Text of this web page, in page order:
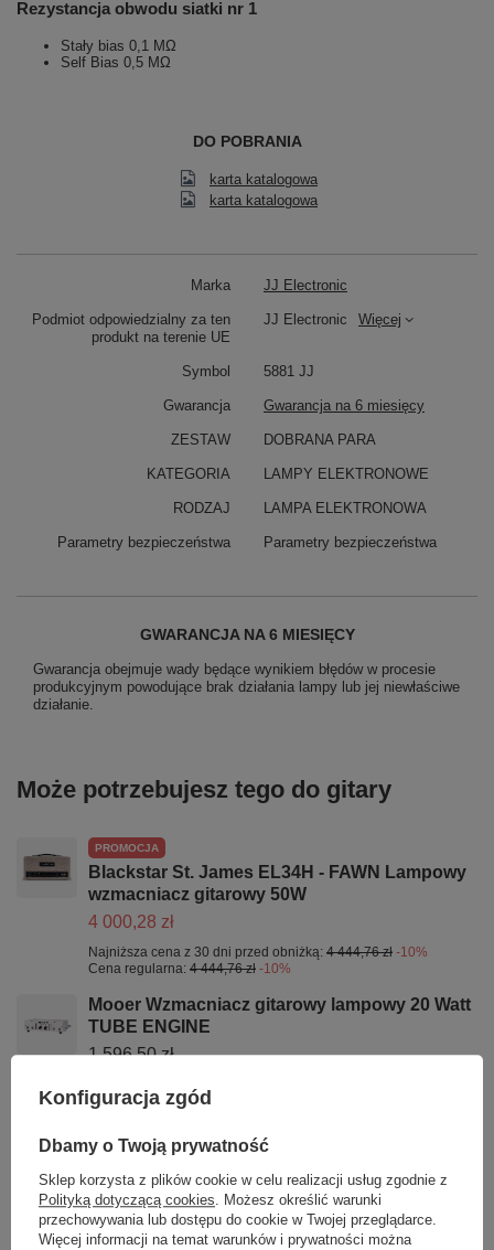
Rezystancja obwodu siatki nr 1
Stały bias 0,1 MΩ
Self Bias 0,5 MΩ
DO POBRANIA
karta katalogowa
karta katalogowa
Marka JJ Electronic
Podmiot odpowiedzialny za ten
produkt na terenie UE
JJ Electronic Więcej
Symbol 5881 JJ
Gwarancja Gwarancja na 6 miesięcy
ZESTAW DOBRANA PARA
KATEGORIA LAMPY ELEKTRONOWE
RODZAJ LAMPA ELEKTRONOWA
Parametry bezpieczeństwa Parametry bezpieczeństwa
GWARANCJA NA 6 MIESIĘCY
Gwarancja obejmuje wady będące wynikiem błędów w procesie
produkcyjnym powodujące brak działania lampy lub jej niewłaściwe
działanie.
Może potrzebujesz tego do gitary
PROMOCJA
Blackstar St. James EL34H - FAWN Lampowy
wzmacniacz gitarowy 50W
4 000,28 zł
Najniższa cena z 30 dni przed obniżką: 4 444,76 zł -10%
Cena regularna: 4 444,76 zł -10%
Mooer Wzmacniacz gitarowy lampowy 20 Watt
TUBE ENGINE
1 596,50 zł
Hughes & Kettner 50W Head gitarowy Spirit of
vintage wzmacniacz gitarowy
803,30 zł
Konfiguracja zgód
Dbamy o Twoją prywatność
Sklep korzysta z plików cookie w celu realizacji usług zgodnie z
Polityką dotyczącą cookies. Możesz określić warunki
przechowywania lub dostępu do cookie w Twojej przeglądarce.
Więcej informacji na temat warunków i prywatności można